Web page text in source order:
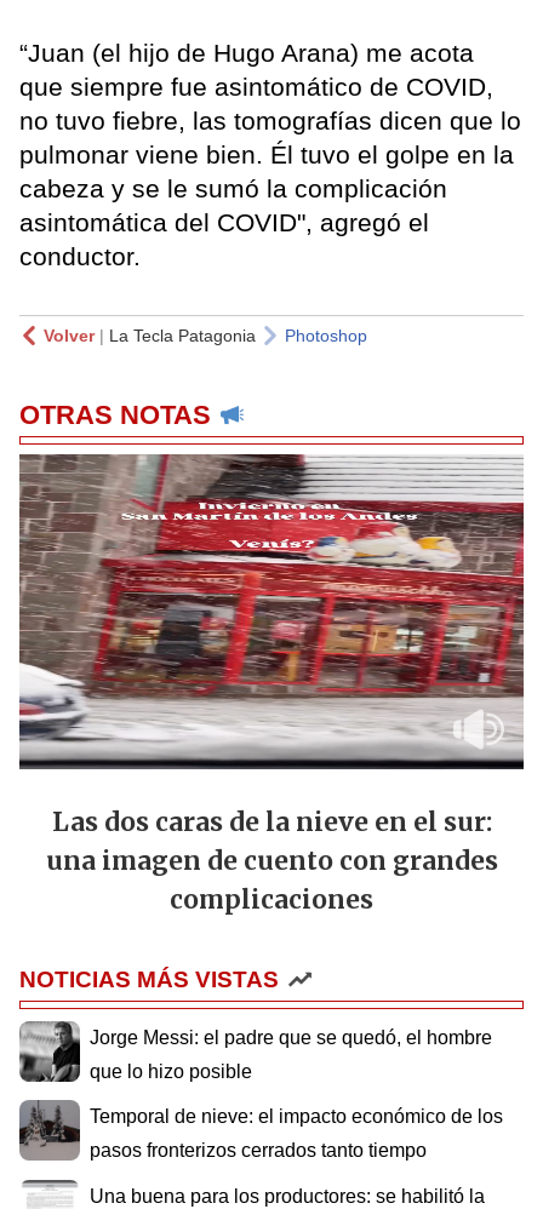
“Juan (el hijo de Hugo Arana) me acota
que siempre fue asintomático de COVID,
no tuvo fiebre, las tomografías dicen que lo
pulmonar viene bien. Él tuvo el golpe en la
cabeza y se le sumó la complicación
asintomática del COVID", agregó el
conductor.
Volver| La Tecla Patagonia Photoshop
OTRAS NOTAS
Las dos caras de la nieve en el sur:
una imagen de cuento con grandes
complicaciones
NOTICIAS MÁS VISTAS
Jorge Messi: el padre que se quedó, el hombre
que lo hizo posible
Temporal de nieve: el impacto económico de los
pasos fronterizos cerrados tanto tiempo
Una buena para los productores: se habilitó la